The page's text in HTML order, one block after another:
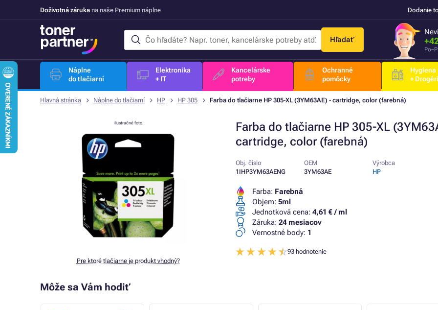
Doživotná záruka na naše Premium náplne Dodanie
Hľadať
Náplne
do tlačiarní
Elektronika
+ IT
Kancelárske
potreby
Ochranné
pomôcky
Hygiena
+
Hlavná stránka Náplne do tlačiarní HP HP 305 Farba do tlačiarne HP 305-XL (3YM63AE) - cartridge, color (farebná)
Farba do tlačiarne HP 305-XL
cartridge, color (farebná)
ilustračné foto
Pre ktoré tlačiarne je produkt vhodný?
Obj. číslo
1IHP3YM63AENG
OEM
3YM63AE
Výrobca
HP
Farba: Farebná
Objem: 5ml
Jednotková cena: 4,61 € / ml
Záruka: 24 mesiacov
Vernostné body: 1
93 hodnotenie
Môže sa Vám hodiť